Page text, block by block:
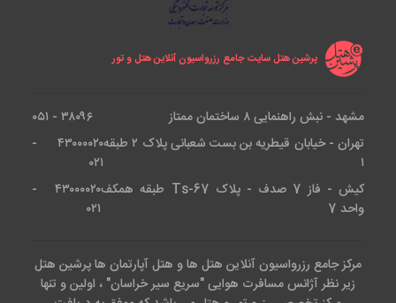
پرشین هتل سایت جامع رزرواسیون آنلاین هتل و تور
مشهد - نبش راهنمایی ۸ ساختمان ممتاز
۳۸۰۹۶ - ۰۵۱
تهران - خیابان قیطریه بن بست شعبانی پلاک ۲ طبقه
۱
۴۳۰۰۰۰۲۰ -
۰۲۱
کیش - فاز 7 صدف - پلاک Ts-67 طبقه همکف
واحد 7
۴۳۰۰۰۰۲۰ -
۰۲۱
مرکز جامع رزرواسیون آنلاین هتل ها و هتل آپارتمان ها پرشین هتل
زیر نظر آژانس مسافرت هوایی "سریع سیر خراسان" ، اولین و تنها